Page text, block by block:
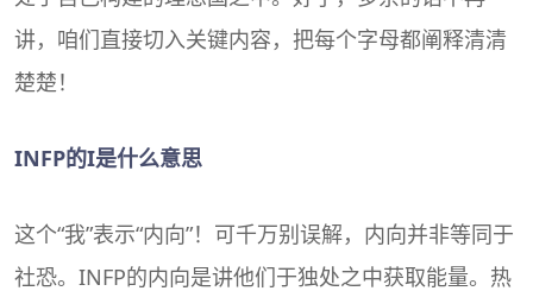
讲，咱们直接切入关键内容，把每个字母都阐释清清
楚楚！
INFP的I是什么意思
这个“我”表示“内向”！可千万别误解，内向并非等同于
社恐。INFP的内向是讲他们于独处之中获取能量。热